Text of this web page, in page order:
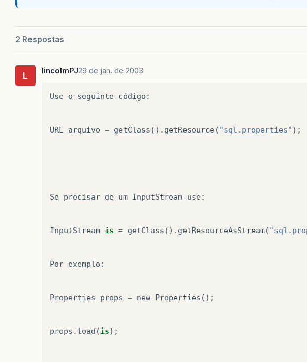
2 Respostas
L lincolmPJ29 de jan. de 2003
Use o seguinte código :
URL arquivo = getClass () . getResource( "sql.properties" );
Se precisar de um InputStream use:
InputStream is = getClass () . getResourceAsStream(
Por exemplo :
Properties props = new Properties ();
props . load (is);